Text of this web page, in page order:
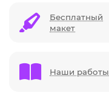
Бесплатный
макет
Наши работы